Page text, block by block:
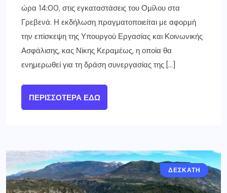
ώρα 14:00, στις εγκαταστάσεις του Ομίλου στα
Γρεβενά. Η εκδήλωση πραγματοποιείται με αφορμή
την επίσκεψη της Υπουργού Εργασίας και Κοινωνικής
Ασφάλισης, κας Νίκης Κεραμέως, η οποία θα
ενημερωθεί για τη δράση συνεργασίας της […]
ΠΕΡΙΣΣΌΤΕΡΑ ΕΔΏ
ΓΡΕΒΕΝΑ
ΔΕΣΚΑΤΗ